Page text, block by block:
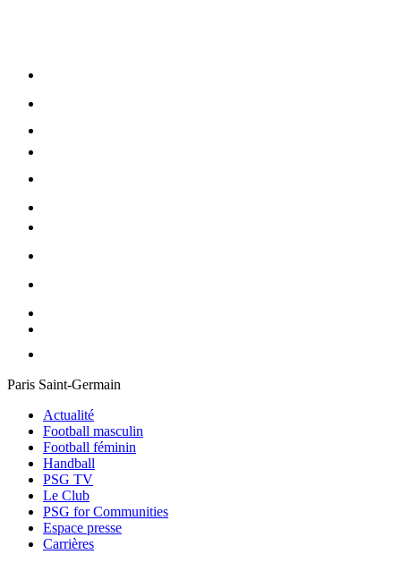
Paris Saint-Germain
Actualité
Football masculin
Football féminin
Handball
PSG TV
Le Club
PSG for Communities
Espace presse
Carrières